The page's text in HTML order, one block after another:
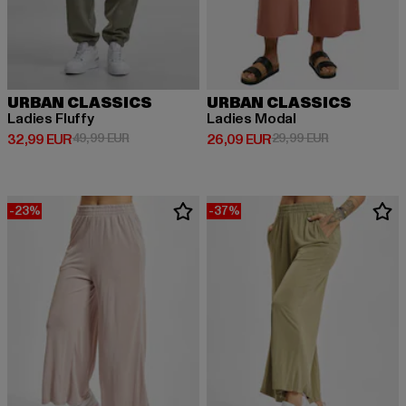
URBAN CLASSICS
Ladies Fluffy
32,99 EUR
Derzeitiger Preis: 32,99 EUR
49,99 EURAktionspreis: 49,99 EUR
URBAN CLASSICS
Ladies Modal
26,09 EUR
Derzeitiger Preis: 26,09 EUR
29,99 EURAktionspreis:
-23% -37%